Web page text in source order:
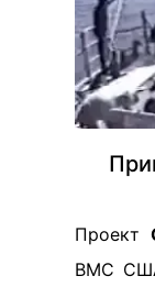
Проект
ВМС